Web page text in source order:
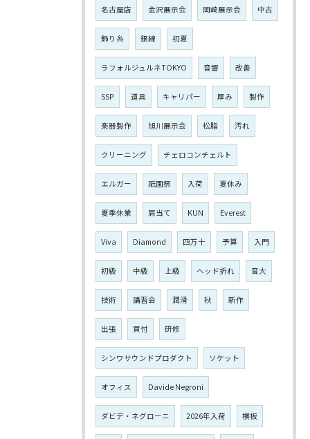
名古屋店 金沢展示会 岡崎展示会 中古
飾り糸 銀線 初夏
ラフォルジュルネTOKYO 音響 改善
SSP 道具 キャリパー 厚み 製作
楽器製作 旭川展示会 松脂 汚れ
クリーニング チェロコンチェルト
エルガー 祇園祭 入荷 夏休み
夏季休業 肩当て KUN Everest
Viva Diamond 四万十 予算 入門
初級 中級 上級 ヘッド折れ 音大
技術 講習会 潤滑 秋 新作
出張 買付 研修
シンワサウンドプロダクト ソケット
オフィス Davide Negroni
ダビデ・ネグローニ 2026年入荷 横板